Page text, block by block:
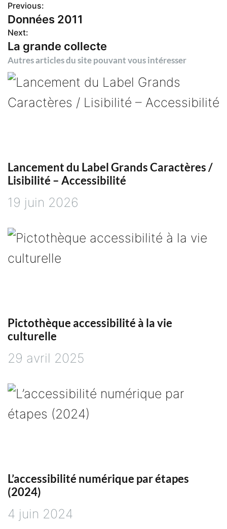
N
a
v
t
i
o
l
’
a
r
c
l
Previous:
Données 2011
Next:
La grande collecte
Autres articles du site pouvant vous intéresser
Lancement du Label Grands Caractères /
Lisibilité – Accessibilité
19 juin 2026
Pictothèque accessibilité à la vie
culturelle
29 avril 2025
L’accessibilité numérique par étapes
(2024)
4 juin 2024